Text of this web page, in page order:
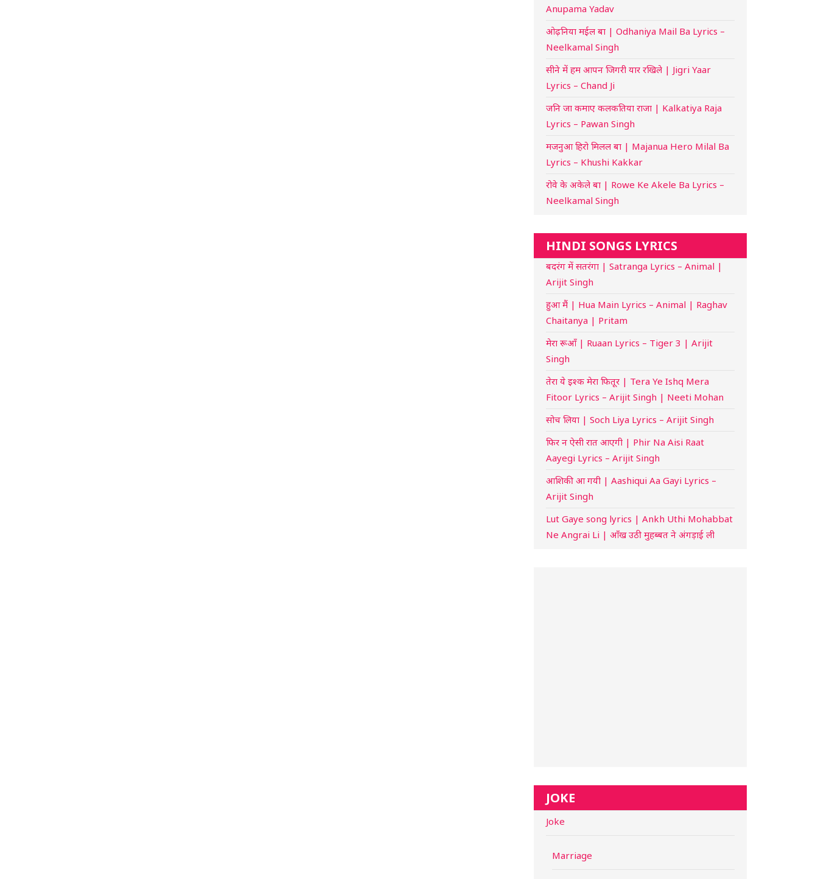
Anupama Yadav
ओढ़निया मईल बा | Odhaniya Mail Ba Lyrics –
Neelkamal Singh
सीने में हम आपन जिगरी यार रखिले | Jigri Yaar
Lyrics – Chand Ji
जनि जा कमाए कलकतिया राजा | Kalkatiya Raja
Lyrics – Pawan Singh
मजनुआ हिरो मिलल बा | Majanua Hero Milal Ba
Lyrics – Khushi Kakkar
रोवे के अकेले बा | Rowe Ke Akele Ba Lyrics –
Neelkamal Singh
HINDI SONGS LYRICS
बदरंग में सतरंगा | Satranga Lyrics – Animal |
Arijit Singh
हुआ मैं | Hua Main Lyrics – Animal | Raghav
Chaitanya | Pritam
मेरा रूआँ | Ruaan Lyrics – Tiger 3 | Arijit
Singh
तेरा ये इश्क मेरा फितूर | Tera Ye Ishq Mera
Fitoor Lyrics – Arijit Singh | Neeti Mohan
सोच लिया | Soch Liya Lyrics – Arijit Singh
फिर न ऐसी रात आएगी | Phir Na Aisi Raat
Aayegi Lyrics – Arijit Singh
आशिकी आ गयी | Aashiqui Aa Gayi Lyrics –
Arijit Singh
Lut Gaye song lyrics | Ankh Uthi Mohabbat
Ne Angrai Li | आँख उठी मुहब्बत ने अंगड़ाई ली
JOKE
Joke
Marriage